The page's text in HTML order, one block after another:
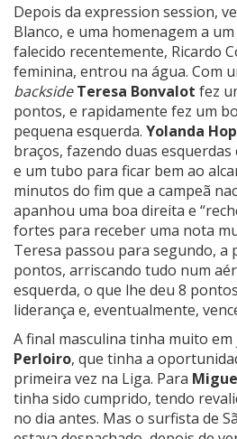
Depois da expression session,
Blanco, e uma homenagem a
falecido recentemente, Ricardo
feminina, entrou na água. Com
backside Teresa Bonvalot fez
pontos, e rapidamente fez um
pequena esquerda. Yolanda
braços, fazendo duas
e um tubo para ficar bem ao
minutos do fim que a campeã
apanhou uma boa direita e
fortes para receber uma nota
Teresa passou para segundo, a
pontos, arriscando tudo num
esquerda, o que lhe deu 8
liderança e, eventualmente,
A final masculina tinha muito
Perloiro, que tinha a
primeira vez na Liga. Para
tinha sido cumprido, tendo
no dia antes. Mas o surfista de